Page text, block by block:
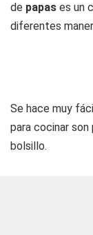
de papas es un
diferentes
Se hace muy
para cocinar
bolsillo.